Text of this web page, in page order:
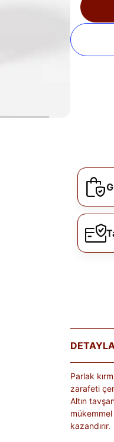
Parlak
zarafeti
Altın
kazandırır.